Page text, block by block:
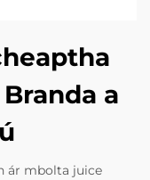
a
ár mbolta juice